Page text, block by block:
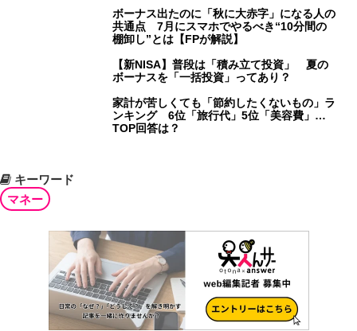
ボーナス出たのに「秋に大赤字」になる人の
共通点 7月にスマホでやるべき“10分間の
棚卸し”とは【FPが解説】
【新NISA】普段は「積み立て投資」 夏の
ボーナスを「一括投資」ってあり？
家計が苦しくても「節約したくないもの」ラ
ンキング 6位「旅行代」5位「美容費」…
TOP回答は？
キーワード
マネー